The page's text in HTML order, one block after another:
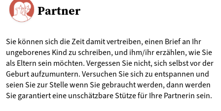
Partner
Sie können sich die Zeit damit vertreiben, einen Brief an Ihr
ungeborenes Kind zu schreiben, und ihm/ihr erzählen, wie Sie
als Eltern sein möchten. Vergessen Sie nicht, sich selbst vor der
Geburt aufzumuntern. Versuchen Sie sich zu entspannen und
seien Sie zur Stelle wenn Sie gebraucht werden, dann werden
Sie garantiert eine unschätzbare Stütze für Ihre Partnerin sein.